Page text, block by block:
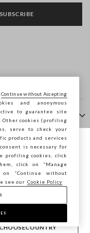
-
Portugal,
Portugal
and anonymous
to guarantee site
Other cookies (profiling
serve to check your
products and services
is necessary for
profiling cookies, click
click on “Manage
“Continue without
see our Cookie Policy
Continue without Accepting